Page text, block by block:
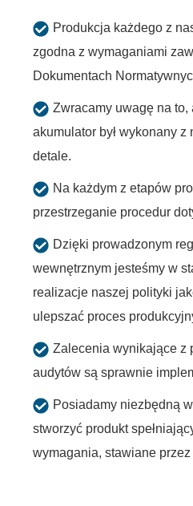
Produkcja każdego z
zgodna z wymaganiami
Dokumentach
Zwracamy uwagę na to,
akumulator był wykonany z
detale.
Na każdym z etapów
przestrzeganie procedur
Dzięki prowadzonym
wewnętrznym jesteśmy w
realizacje naszej polityki
ulepszać proces
Zalecenia wynikające z
audytów są sprawnie
Posiadamy niezbędną
stworzyć produkt
wymagania, stawiane przez